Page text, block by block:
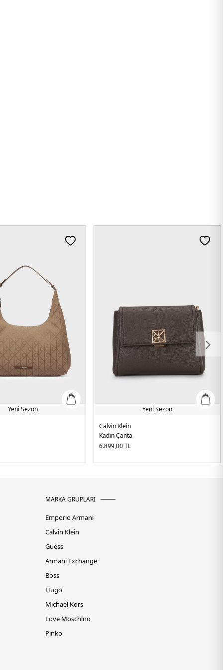
Yeni Sezon
Yeni Sezon
Calvin Klein
Kadın Çanta
6.899,00TL
MARKA GRUPLARI
Emporio Armani
Calvin Klein
Guess
Armani Exchange
Boss
Hugo
Michael Kors
Love Moschino
Pinko